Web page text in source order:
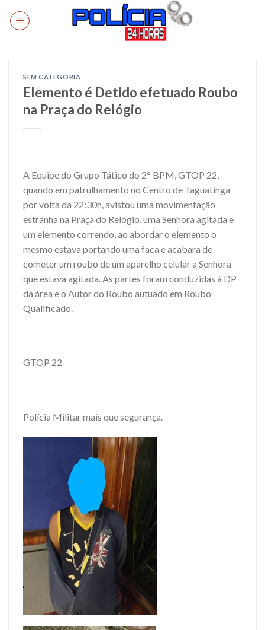
SEM CATEGORIA
Elemento é Detido efetuado Roubo
na Praça do Relógio
A Equipe do Grupo Tático do 2° BPM, GTOP 22,
quando em patrulhamento no Centro de Taguatinga
por volta da 22:30h, avistou uma movimentação
estranha na Praça do Relógio, uma Senhora agitada e
um elemento correndo, ao abordar o elemento o
mesmo estava portando uma faca e acabara de
cometer um roubo de um aparelho celular a Senhora
que estava agitada. As partes foram conduzidas à DP
da área e o Autor do Roubo autuado em Roubo
Qualificado.
GTOP 22
Polícia Militar mais que segurança.